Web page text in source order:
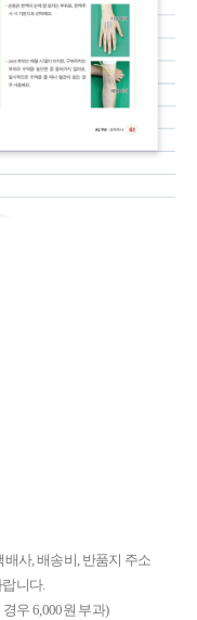
사, 배송비, 반품지 주소
니다.
우 6,000원 부과)